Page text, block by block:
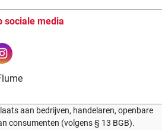
sociale media
aan bedrijven, handelaren, openbare
consumenten (volgens § 13 BGB).